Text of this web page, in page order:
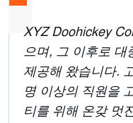
XYZ Doohickey
으며, 그 이후로 대
제공해 왔습니다.
명 이상의 직원을
티를 위해 온갖 멋